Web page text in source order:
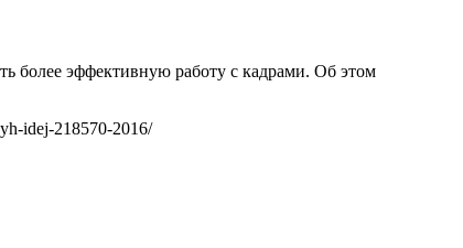
более эффективную работу с кадрами. Об этом
idej-218570-2016/